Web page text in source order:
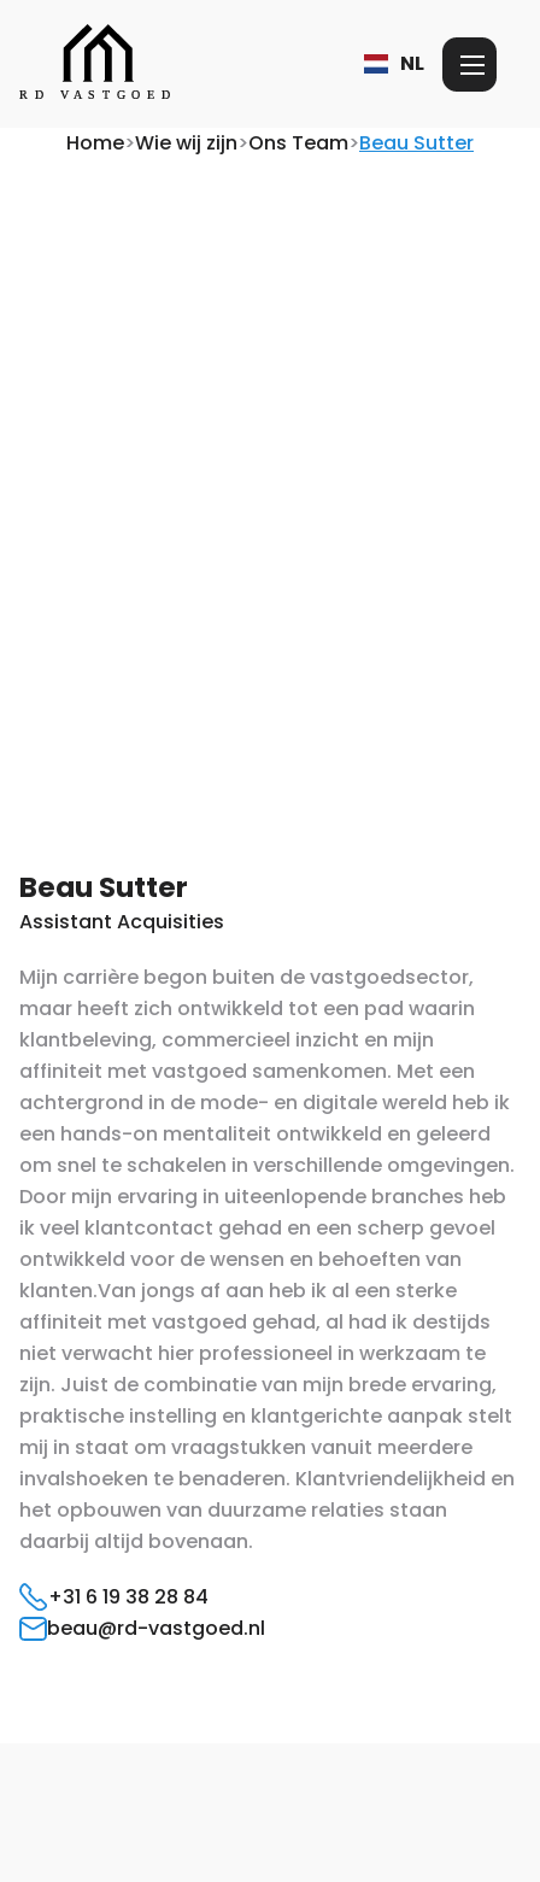
NL
Home>Wie wij zijn>Ons Team>Beau Sutter
Beau Sutter
Assistant Acquisities
Mijn carrière begon buiten de vastgoedsector,
maar heeft zich ontwikkeld tot een pad waarin
klantbeleving, commercieel inzicht en mijn
affiniteit met vastgoed samenkomen. Met een
achtergrond in de mode- en digitale wereld heb ik
een hands-on mentaliteit ontwikkeld en geleerd
om snel te schakelen in verschillende omgevingen.
Door mijn ervaring in uiteenlopende branches heb
ik veel klantcontact gehad en een scherp gevoel
ontwikkeld voor de wensen en behoeften van
klanten.Van jongs af aan heb ik al een sterke
affiniteit met vastgoed gehad, al had ik destijds
niet verwacht hier professioneel in werkzaam te
zijn. Juist de combinatie van mijn brede ervaring,
praktische instelling en klantgerichte aanpak stelt
mij in staat om vraagstukken vanuit meerdere
invalshoeken te benaderen. Klantvriendelijkheid en
het opbouwen van duurzame relaties staan
daarbij altijd bovenaan.
+31 6 19 38 28 84‬
beau@rd-vastgoed.nl